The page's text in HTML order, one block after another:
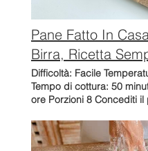
Pane Fatto In
Birra, Ricetta
Difficoltà: Facile
Tempo di cottura: 50
ore Porzioni 8 Concediti il
Lievito di birra! L'aroma stuzzicante che riempie la tua
cucina, l'irresistibile